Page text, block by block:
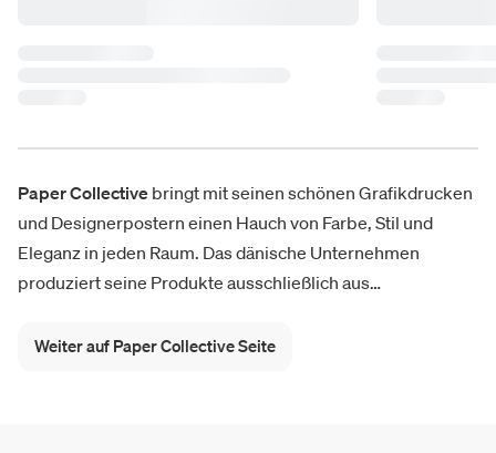
Paper Collective bringt mit seinen schönen Grafikdrucken
und Designerpostern einen Hauch von Farbe, Stil und
Eleganz in jeden Raum. Das dänische Unternehmen
produziert seine Produkte ausschließlich aus
dem offiziellenNachhaltigkeitslabel
Weiter auf Paper Collective Seite